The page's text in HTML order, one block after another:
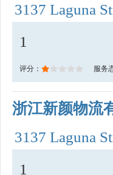
3137 Laguna
1
评分： 服务
浙江新颜物流
3137 Laguna
1